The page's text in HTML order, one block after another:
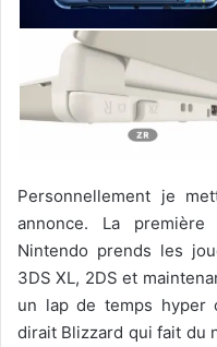
Personnellement je
annonce. La
Nintendo prends les
3DS XL, 2DS et
un lap de temps hyper
dirait Blizzard qui fait du